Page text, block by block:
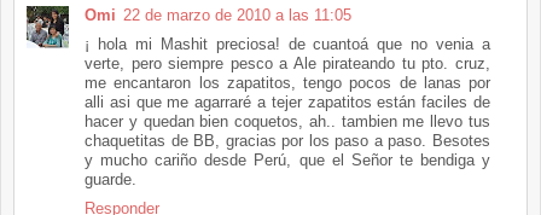
Omi 22 de marzo de 2010 a las 11:05
¡ hola mi Mashit preciosa! de cuantoá que no venia a
verte, pero siempre pesco a Ale pirateando tu pto. cruz,
me encantaron los zapatitos, tengo pocos de lanas por
alli asi que me agarraré a tejer zapatitos están faciles de
hacer y quedan bien coquetos, ah.. tambien me llevo tus
chaquetitas de BB, gracias por los paso a paso. Besotes
y mucho cariño desde Perú, que el Señor te bendiga y
guarde.
Responder